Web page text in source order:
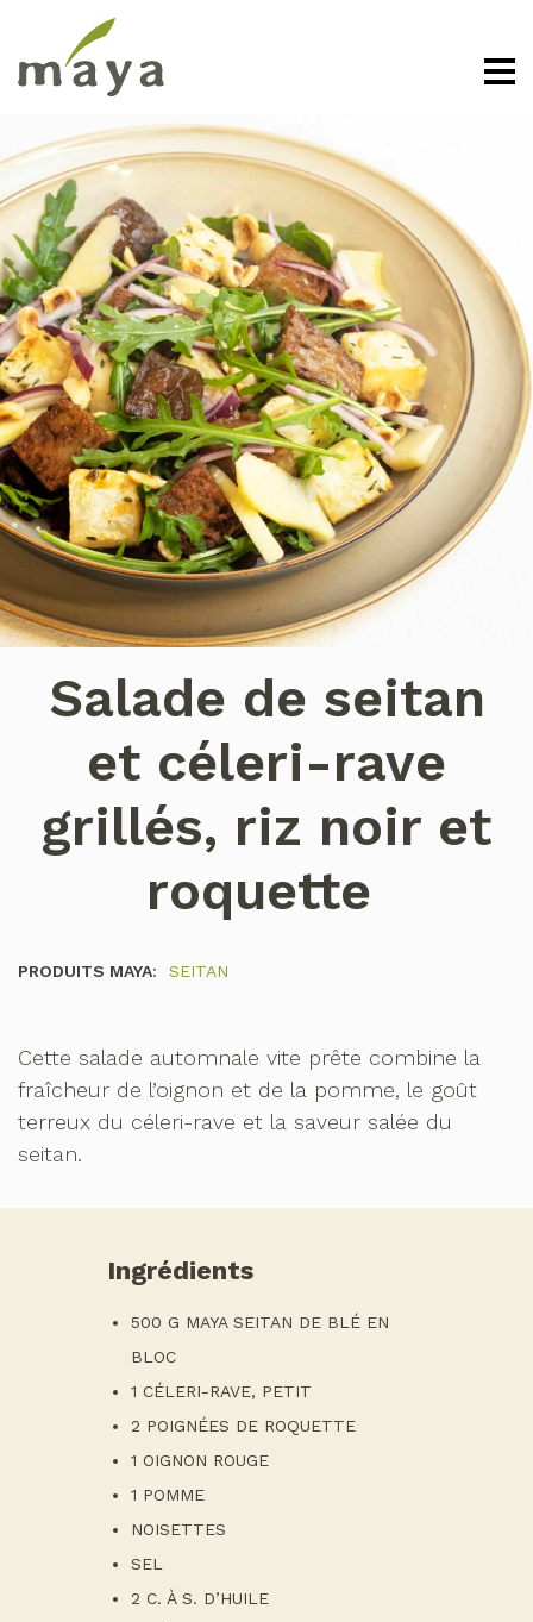
Salade de seitan
et céleri-rave
grillés, riz noir et
roquette
PRODUITS MAYA: SEITAN
Cette salade automnale vite prête combine la
fraîcheur de l’oignon et de la pomme, le goût
terreux du céleri-rave et la saveur salée du
seitan.
Ingrédients
500 G MAYA SEITAN DE BLÉ EN
BLOC
1 CÉLERI-RAVE, PETIT
2 POIGNÉES DE ROQUETTE
1 OIGNON ROUGE
1 POMME
NOISETTES
SEL
2 C. À S. D’HUILE